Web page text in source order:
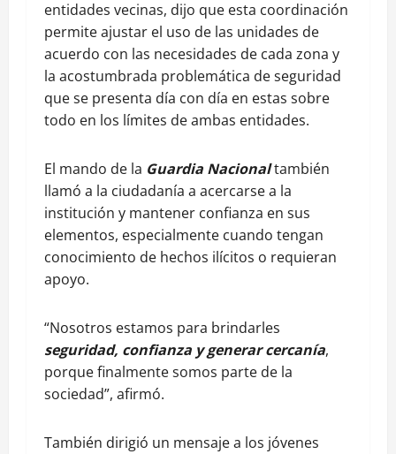
entidades vecinas, dijo que esta coordinación
permite ajustar el uso de las unidades de
acuerdo con las necesidades de cada zona y
la acostumbrada problemática de seguridad
que se presenta día con día en estas sobre
todo en los límites de ambas entidades.
El mando de la Guardia Nacionaltambién
llamó a la ciudadanía a acercarse a la
institución y mantener confianza en sus
elementos, especialmente cuando tengan
conocimiento de hechos ilícitos o requieran
apoyo.
“Nosotros estamos para brindarles
seguridad, confianza y generar cercanía,
porque finalmente somos parte de la
sociedad”, afirmó.
También dirigió un mensaje a los jóvenes